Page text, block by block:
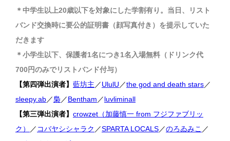
＊中学生以上20歳以下を対象にした学割有り。当日、リスト
バンド交換時に要公的証明書（顔写真付き）を提示していた
だきます
＊小学生以下、保護者1名につき1名入場無料（ドリンク代
700円のみでリストバンド付与）
【第四弾出演者】 藍坊主 ／UlulU ／the god and death stars／
sleepy.ab／梟／Bentham ／luvliminall
【第三弾出演者】 crowzet（加藤慎一 from フジファブリッ
ク）
／ コバヤシシャラク ／SPARTA LOCALS／のろゐみこ ／